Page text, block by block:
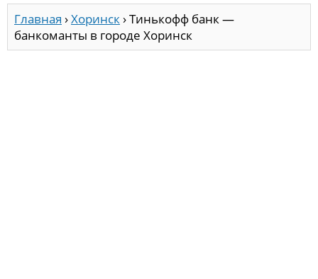
Главная ›Хоринск›Тинькофф банк —
банкоманты в городе Хоринск